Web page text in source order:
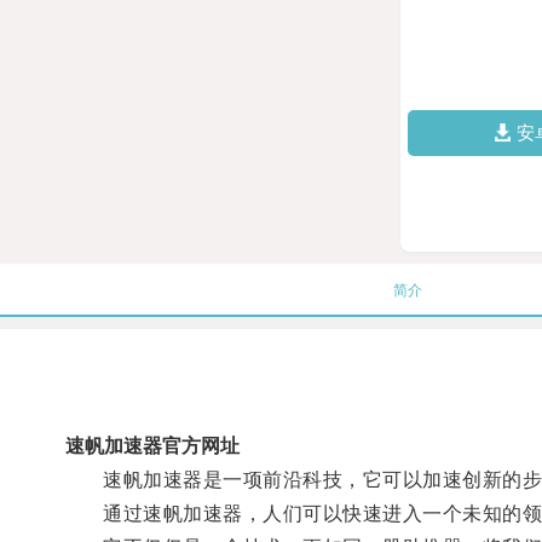
安
简介
速帆加速器官方网址
速帆加速器是一项前沿科技，它可以加速创新的步
通过速帆加速器，人们可以快速进入一个未知的领